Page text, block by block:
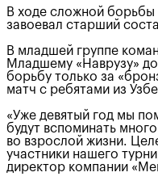
В ходе сложной
завоевал старший
В младшей группе
Младшему «Наврузу»
борьбу только за
матч с ребятами из
«Уже девятый год мы
будут вспоминать
во взрослой жизни.
участники нашего
директор компании